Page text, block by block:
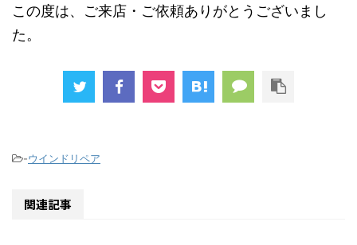
この度は、ご来店・ご依頼ありがとうございまし
た。
-ウインドリペア
関連記事